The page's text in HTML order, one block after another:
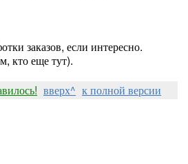
заказов, если интересно.
кто еще тут).
вверх^ к полной версии